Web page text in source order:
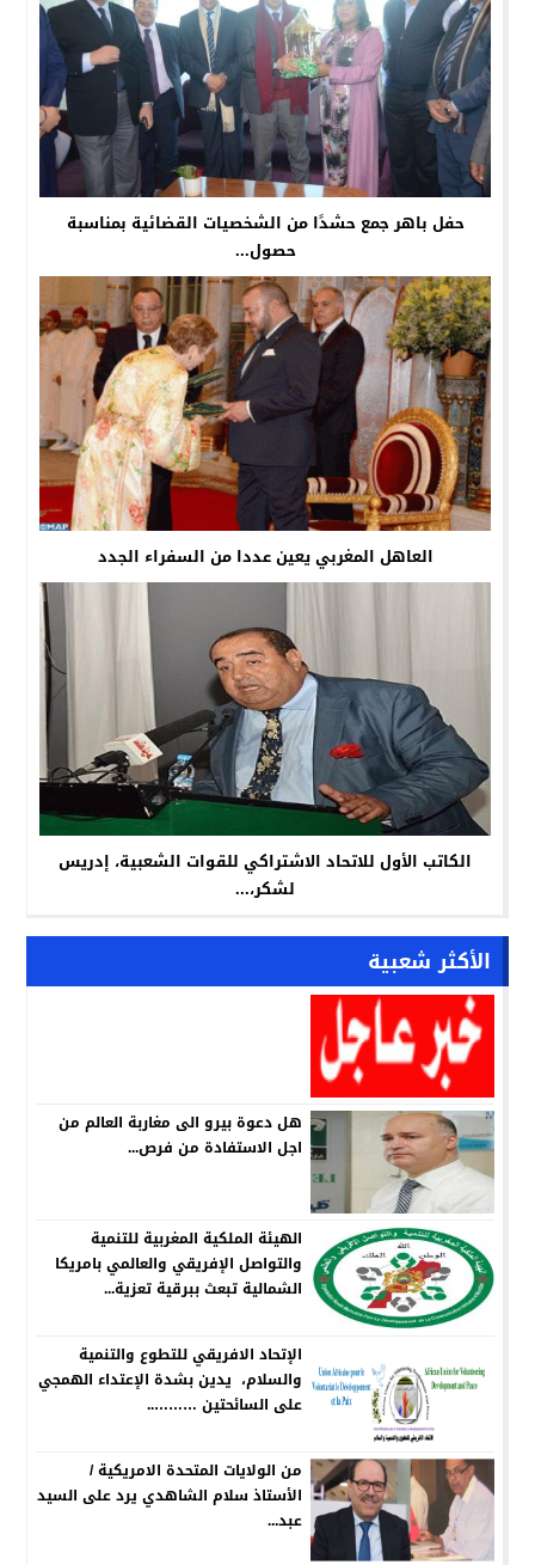
حفل باهر جمع حشدًا من الشخصيات القضائية بمناسبة
حصول...
العاهل المغربي يعين عددا من السفراء الجدد
الكاتب الأول للاتحاد الاشتراكي للقوات الشعبية، إدريس
لشكر،...
الأكثر شعبية
هل دعوة بيرو الى مغاربة العالم من
اجل الاستفادة من فرص...
الهيئة الملكية المغربية للتنمية
والتواصل الإفريقي والعالمي بامريكا
الشمالية تبعث ببرقية تعزية...
الإتحاد الافريقي للتطوع والتنمية
والسلام، يدين بشدة الإعتداء الهمجي
على السائحتين ………..
من الولايات المتحدة الامريكية /
الأستاذ سلام الشاهدي يرد على السيد
عبد...